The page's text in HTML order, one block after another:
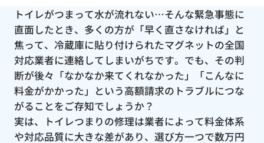
トイレがつまって水が流れない…そんな緊急事態に
直面したとき、多くの方が「早く直さなければ」と
焦って、冷蔵庫に貼り付けられたマグネットの全国
対応業者に連絡してしまいがちです。でも、その判
断が後々「なかなか来てくれなかった」「こんなに
料金がかかった」という高額請求のトラブルにつな
がることをご存知でしょうか？
実は、トイレつまりの修理は業者によって料金体系
や対応品質に大きな差があり、選び方一つで数万円